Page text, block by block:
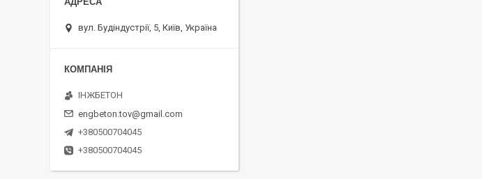
вул. Будіндустрії, 5, Київ, Україна
ІНЖБЕТОН
engbeton.tov@gmail.com
+380500704045
+380500704045